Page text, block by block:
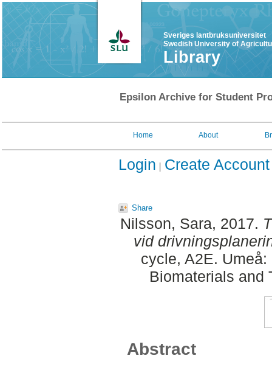
Sveriges lantbruksuniversitet
Swedish University of
Library
Epsilon Archive for Student
Home About
Login Create Account
Share
Nilsson, Sara, 2017.
vid
cycle, A2E.
Biomaterials and
Abstract